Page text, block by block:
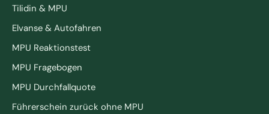
Tilidin & MPU
Elvanse & Autofahren
MPU Reaktionstest
MPU Fragebogen
MPU Durchfallquote
Führerschein zurück ohne MPU